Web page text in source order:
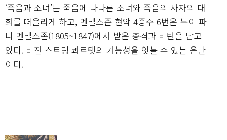
‘죽음과 소녀’는 죽음에 다다른 소녀와 죽음의 사자의 대
화를 떠올리게 하고, 멘델스존 현악 4중주 6번은 누이 파
니 멘델스존(1805~1847)에서 받은 충격과 비탄을 담고
있다. 비전 스트링 콰르텟의 가능성을 엿볼 수 있는 음반
이다.